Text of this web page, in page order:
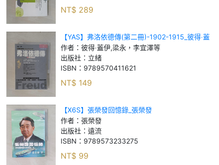
NT$ 289
【YAS】弗洛依德傳(第二冊)-1902-1915_彼得‧蓋
伊, 梁永，李宜澤等
作者： 彼得‧蓋伊,梁永，李宜澤等
出版社： 立緒
ISBN： 9789570411621
NT$ 149
【X6S】張榮發回憶錄_張榮發
作者： 張榮發
出版社： 遠流
ISBN： 9789573233275
NT$ 99